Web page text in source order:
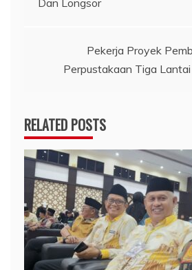
Pekerja Proyek
Perpustakaan Tiga
RELATED POSTS